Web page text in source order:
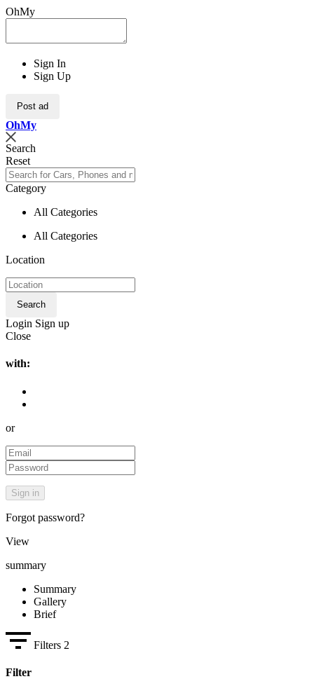
OhMy
Sign In
Sign Up
Post ad
OhMy
Search
Reset
Category
All Categories
All Categories
Location
Search
Login Sign up
Close
with:
or
Forgot password?
View
summary
Summary
Gallery
Brief
Filters 2
Filter